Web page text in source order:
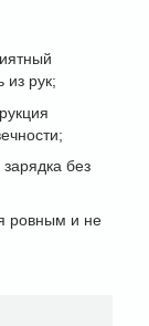
из рук;
без
ровным и не